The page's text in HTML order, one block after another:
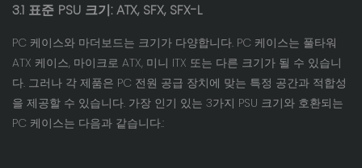
3.1 표준 PSU 크기: ATX, SFX, SFX-L
PC 케이스와 마더보드는 크기가 다양합니다. PC 케이스는 풀타워
ATX 케이스, 마이크로 ATX, 미니 ITX 또는 다른 크기가 될 수 있습니
다. 그러나 각 제품은 PC 전원 공급 장치에 맞는 특정 공간과 적합성
을 제공할 수 있습니다. 가장 인기 있는 3가지 PSU 크기와 호환되는
PC 케이스는 다음과 같습니다.: